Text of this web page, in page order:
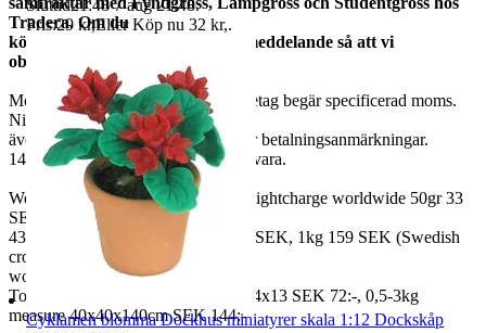
Tradera. Om du
köper från mer än en skicka ett meddelande så att vi
observerar det.
Moms ingår i våra priser. Har ni företag begär specificerad moms.
Ni kan
även fråga om faktura om ni inte har betalningsanmärkningar.
14 dagars full returrätt vid oanvänd vara.
We also ship abroad worldwide. Freightcharge worldwide 50gr 33
SEK, 100 gr
43 SEK, 250gr 85 SEK, 0,5kg 109 SEK, 1kg 159 SEK (Swedish
crown
worldwide price freight)
To Denmark 0,5-3kg measure 35x24x13 SEK 72:-, 0,5-3kg
measure 40x40x140cm SEK 144:-
Sluttid21:48 7 aug 21:48.
Pris:29 kr,Eller Köp nu 32 kr,.
Cyklamen blomma Dockhus miniatyrer skala 1:12 Dockskåp